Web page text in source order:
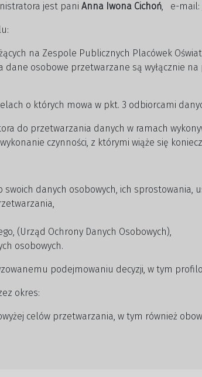
jest pani Anna Iwona Cichoń, e-mail:
na Zespole Publicznych Placówek
osobowe przetwarzane są wyłącznie
o których mowa w pkt. 3 odbiorcami
do przetwarzania danych w ramach
czynności, z którymi wiąże się
danych osobowych, ich sprostowania,
(Urząd Ochrony Danych Osobowych),
osobowych.
podejmowaniu decyzji, w tym
okres:
celów przetwarzania, w tym również